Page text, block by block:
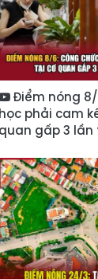
Điểm nóng
học phải cam
quan gấp 3